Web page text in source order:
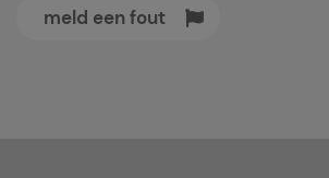
meld een fout